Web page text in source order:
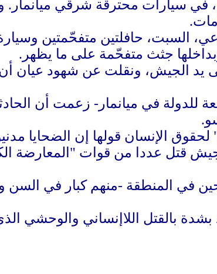
نساء وأطفال، في سيارات محترقة شرقي
السبت، حافلتين متفحّمتين
جثث متفحّمة على ما يظهر.
برس" أن 30 شخصا قتلوا على يد الجيش، ونقلت عن
للدولة في ميانمار- زعمت أن
الإنسان قولها إن الضحايا
قتل عددا من قوات "المعارضة
في المنطقة -منهم كبار في السن
بالقتل اللاإنساني والوحشي